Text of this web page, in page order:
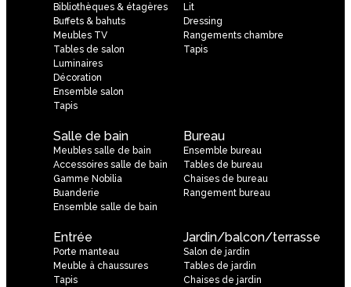
Bibliothèques & étagères
Buffets & bahuts
Meubles TV
Tables de salon
Luminaires
Décoration
Ensemble salon
Tapis
Lit
Dressing
Rangements chambre
Tapis
Salle de bain
Meubles salle de bain
Accessoires salle de bain
Gamme Nobilia
Buanderie
Ensemble salle de bain
Bureau
Ensemble bureau
Tables de bureau
Chaises de bureau
Rangement bureau
Entrée
Porte manteau
Meuble à chaussures
Tapis
Jardin/balcon/terrasse
Salon de jardin
Tables de jardin
Chaises de jardin